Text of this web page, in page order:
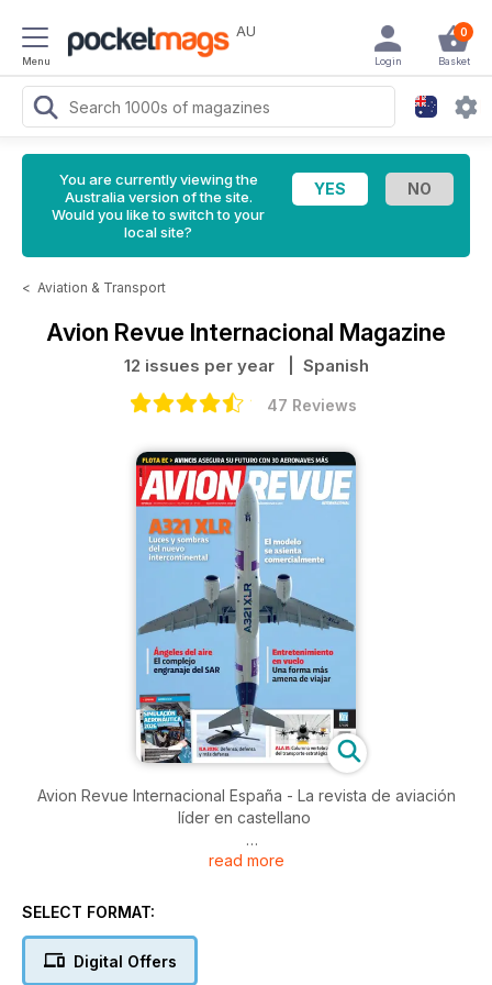
Menu
AU 0
Basket
Login
You are currently viewing the
Australia version of the site.
Would you like to switch to your
local site?
< Aviation & Transport
Avion Revue Internacional Magazine
12 issues per year | Spanish
47 Reviews
Avion Revue Internacional España - La revista de aviación
líder en castellano
Key Publishing Ltd, la editorial líder de aviación en Europa te
reflejado todos los aspectos del mundo de la aviación,
desde los comerciales hasta los militares, detalles técnicos,
read more
SELECT FORMAT:
Digital Offers